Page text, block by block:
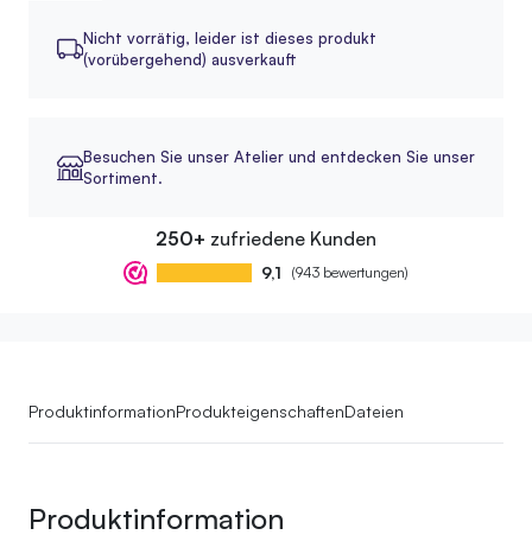
Nicht vorrätig, leider ist dieses produkt
(vorübergehend) ausverkauft
Besuchen Sie unser Atelier und entdecken Sie unser
Sortiment.
250+ zufriedene Kunden
9,1 (943 bewertungen)
ProduktinformationProdukteigenschaftenDateien
Produktinformation